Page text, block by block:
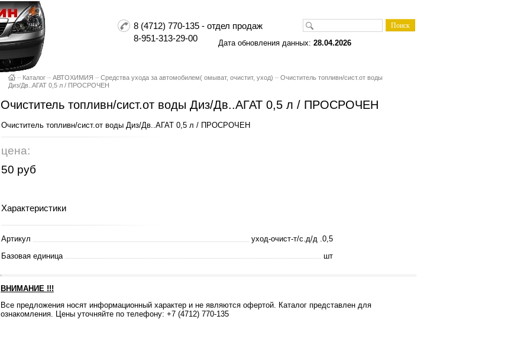
8 (4712) 770-135 - отдел продаж
8-951-313-29-00
Дата обновления данных: 28.04.2026
– Каталог – АВТОХИМИЯ – Средства ухода за автомобилем( омыват, очистит, уход) – Очиститель топливн/сист.от воды
Диз/Дв..АГАТ 0,5 л / ПРОСРОЧЕН
Очиститель топливн/сист.от воды Диз/Дв..АГАТ 0,5 л / ПРОСРОЧЕН
Очиститель топливн/сист.от воды Диз/Дв..АГАТ 0,5 л / ПРОСРОЧЕН
цена:
50 руб
Характеристики
Артикул
уход-очист-т/с.д/д .0,5
Базовая единица
шт
ВНИМАНИЕ !!!
Все предложения носят информационный характер и не являются офертой. Каталог представлен для
ознакомления. Цены уточняйте по телефону: +7 (4712) 770-135